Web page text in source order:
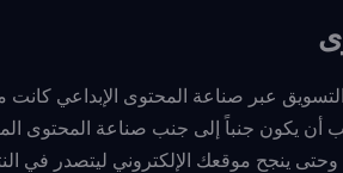
التسويق عبر صناعة المحتوى الإبداعي
ينجح موقعك الإلكتروني ليتصدر في